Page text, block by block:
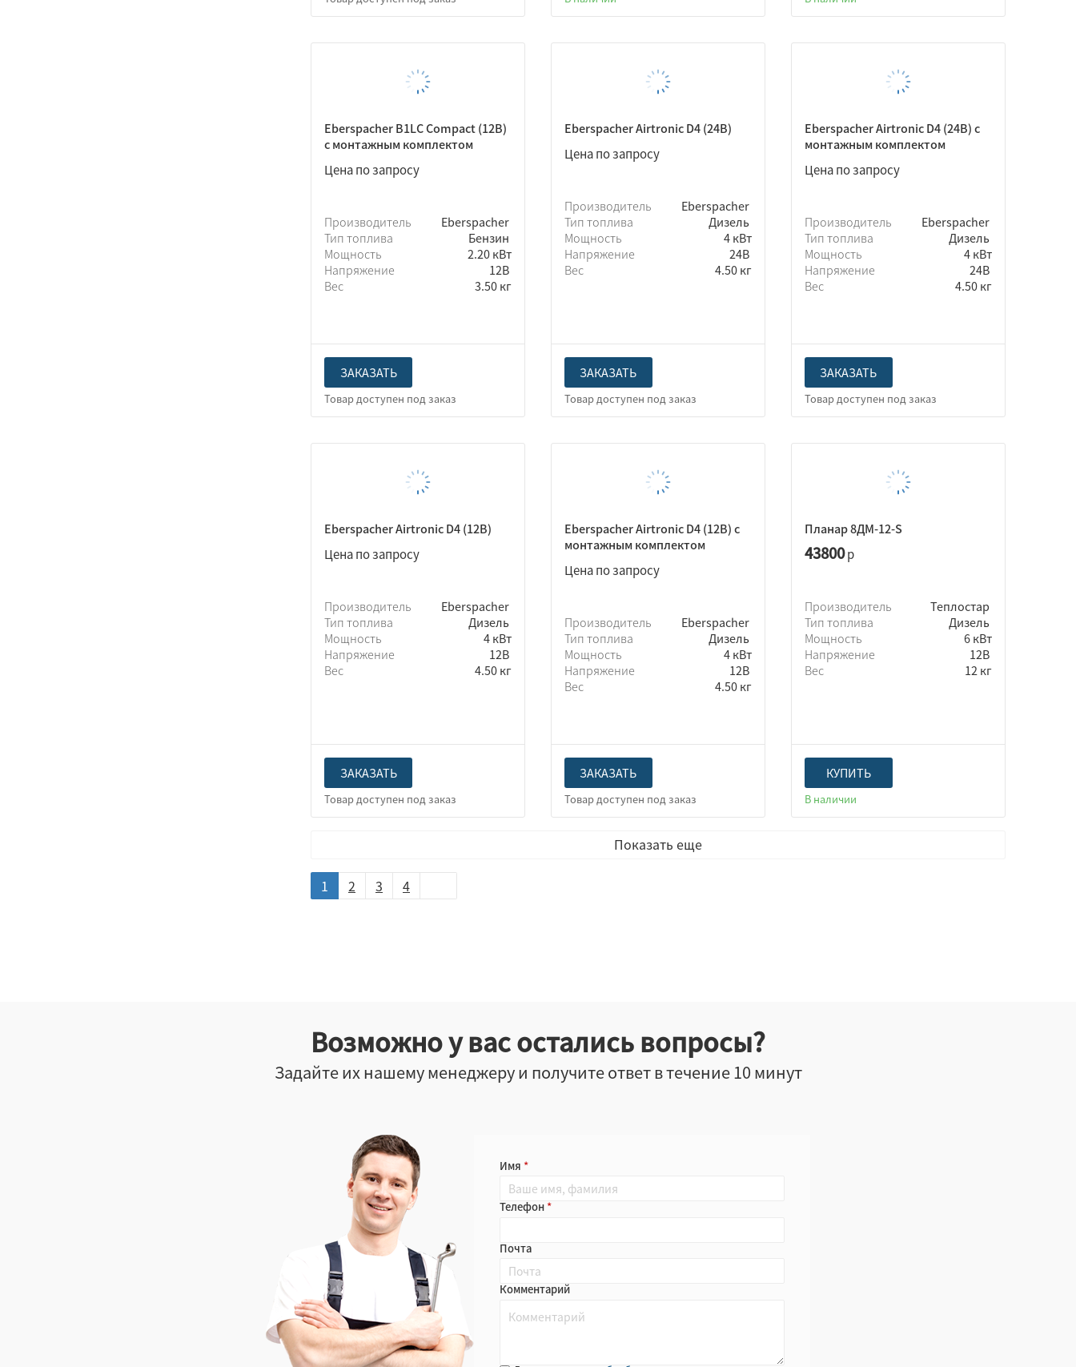
Eberspacher B1LC Compact (12В)
с монтажным комплектом
Цена по запросу
Производитель
Eberspacher
Тип топлива
Бензин
Мощность
2.20 кВт
Напряжение
12В
Вес
3.50 кг
ЗАКАЗАТЬ
Eberspacher Airtronic D4 (24В)
Цена по запросу
Производитель
Eberspacher
Тип топлива
Дизель
Мощность
4 кВт
Напряжение
24В
Вес
4.50 кг
ЗАКАЗАТЬ
Eberspacher Airtronic D4 (24В) с
монтажным комплектом
Цена по запросу
Производитель
Eberspacher
Тип топлива
Дизель
Мощность
4 кВт
Напряжение
24В
Вес
4.50 кг
ЗАКАЗАТЬ
Eberspacher Airtronic D4 (12В)
Цена по запросу
Производитель
Eberspacher
Тип топлива
Дизель
Мощность
4 кВт
Напряжение
12В
Вес
4.50 кг
ЗАКАЗАТЬ
Eberspacher Airtronic D4 (12В) с
монтажным комплектом
Цена по запросу
Производитель
Eberspacher
Тип топлива
Дизель
Мощность
4 кВт
Напряжение
12В
Вес
4.50 кг
ЗАКАЗАТЬ
Планар 8ДМ-12-S
43800р
Производитель
Теплостар
Тип топлива
Дизель
Мощность
6 кВт
Напряжение
12В
Вес
12 кг
КУПИТЬ
В наличии
Показать еще
1 2 3 4
Возможно у вас остались вопросы?
Задайте их нашему менеджеру и получите ответ в течение 10 минут
Имя
Телефон
Почта
Комментарий